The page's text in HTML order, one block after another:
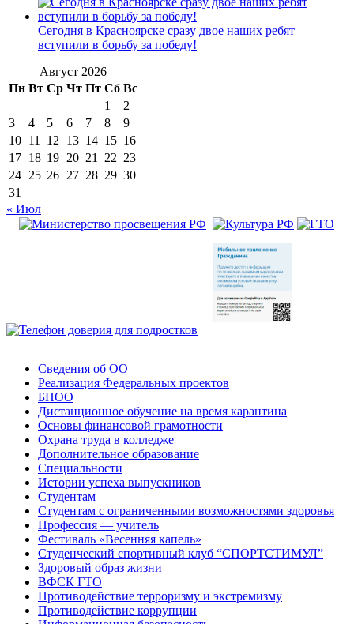
Сегодня в Красноярске сразу двое наших ребят
вступили в борьбу за победу!
Август 2026
Пн Вт Ср Чт Пт Сб Вс
1
2
3
4 5 6 7 8
9
10 11 12 13 14 15 16
17 18 19 20 21 22 23
24 25 26 27 28 29 30
31
« Июл
Сведения об ОО
Реализация Федеральных проектов
БПОО
Дистанционное обучение на время карантина
Основы финансовой грамотности
Охрана труда в колледже
Дополнительное образование
Специальности
Истории успеха выпускников
Студентам
Студентам с ограниченными возможностями здоровья
Профессия — учитель
Фестиваль «Весенняя капель»
Студенческий спортивный клуб “СПОРТСТИМУЛ”
Здоровый образ жизни
ВФСК ГТО
Противодействие терроризму и экстремизму
Противодействие коррупции